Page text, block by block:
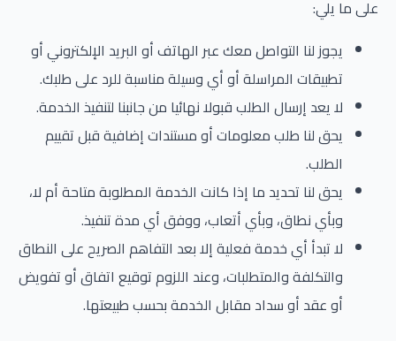
على ما يلي:
يجوز لنا التواصل معك عبر الهاتف أو البريد الإلكتروني أو
تطبيقات المراسلة أو أي وسيلة مناسبة للرد على طلبك.
لا يعد إرسال الطلب قبولا نهائيا من جانبنا لتنفيذ الخدمة.
يحق لنا طلب معلومات أو مستندات إضافية قبل تقييم
الطلب.
يحق لنا تحديد ما إذا كانت الخدمة المطلوبة متاحة أم لا،
وبأي نطاق، وبأي أتعاب، ووفق أي مدة تنفيذ.
لا تبدأ أي خدمة فعلية إلا بعد التفاهم الصريح على النطاق
والتكلفة والمتطلبات، وعند اللزوم توقيع اتفاق أو تفويض
أو عقد أو سداد مقابل الخدمة بحسب طبيعتها.